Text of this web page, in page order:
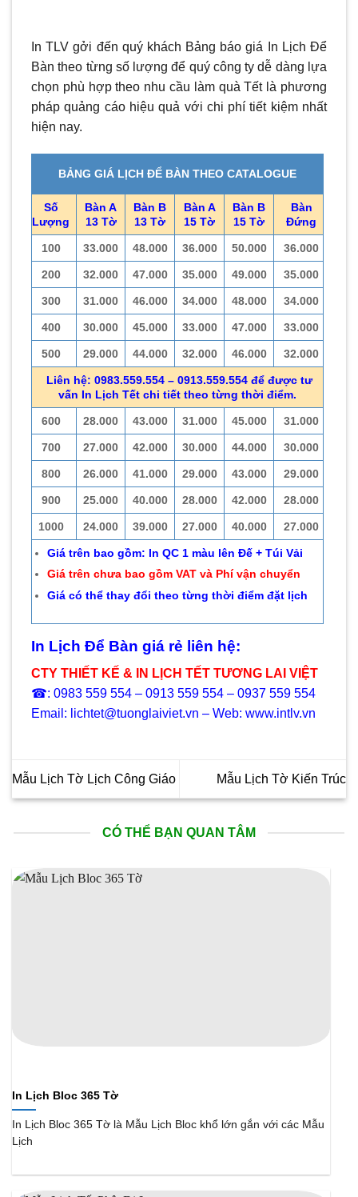
In TLV gởi đến quý khách Bảng báo giá In Lịch Để
Bàn theo từng số lượng để quý công ty dễ dàng lựa
chọn phù hợp theo nhu cầu làm quà Tết là phương
pháp quảng cáo hiệu quả với chi phí tiết kiệm nhất
hiện nay.
BẢNG GIÁ LỊCH ĐỂ BÀN THEO CATALOGUE
Số
Lượng
Bàn A
13 Tờ
Bàn B
13 Tờ
Bàn A
15 Tờ
Bàn B
15 Tờ
Bàn
Đứng
100 33.000 48.000 36.000 50.000 36.000
200 32.000 47.000 35.000 49.000 35.000
300 31.000 46.000 34.000 48.000 34.000
400 30.000 45.000 33.000 47.000 33.000
500 29.000 44.000 32.000 46.000 32.000
Liên hệ: 0983.559.554 – 0913.559.554 để được tư
vấn In Lịch Tết chi tiết theo từng thời điểm.
600 28.000 43.000 31.000 45.000 31.000
700 27.000 42.000 30.000 44.000 30.000
800 26.000 41.000 29.000 43.000 29.000
900 25.000 40.000 28.000 42.000 28.000
1000 24.000 39.000 27.000 40.000 27.000
Giá trên bao gồm: In QC 1 màu lên Đế + Túi Vải
Giá trên chưa bao gồm VAT và Phí vận chuyển
Giá có thể thay đổi theo từng thời điểm đặt lịch
In Lịch Để Bàn giá rẻ liên hệ:
CTY THIẾT KẾ & IN LỊCH TẾT TƯƠNG LAI VIỆT
☎: 0983 559 554 – 0913 559 554 – 0937 559 554
Email: lichtet@tuonglaiviet.vn – Web: www.intlv.vn
Mẫu Lịch Tờ Lịch Công Giáo Mẫu Lịch Tờ Kiến Trúc
CÓ THỂ BẠN QUAN TÂM
In Lịch Bloc 365 Tờ
In Lịch Bloc 365 Tờ là Mẫu Lịch Bloc khổ lớn gắn với các Mẫu
Lịch